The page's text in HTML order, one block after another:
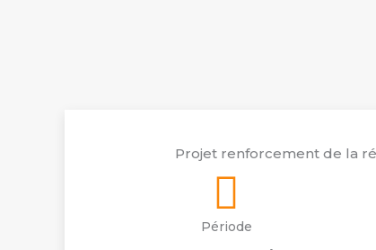
Projet renforcement de la
Période